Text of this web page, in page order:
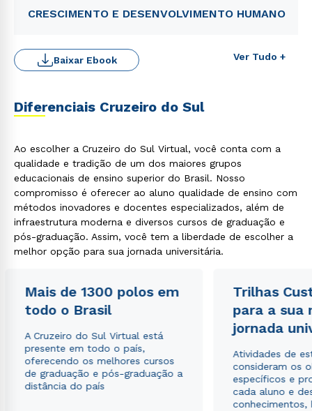
CRESCIMENTO E DESENVOLVIMENTO HUMANO
Ver Tudo +
Baixar Ebook
Diferenciais Cruzeiro do Sul
Ao escolher a Cruzeiro do Sul Virtual, você conta com a
qualidade e tradição de um dos maiores grupos
educacionais de ensino superior do Brasil. Nosso
compromisso é oferecer ao aluno qualidade de ensino com
métodos inovadores e docentes especializados, além de
infraestrutura moderna e diversos cursos de graduação e
pós-graduação. Assim, você tem a liberdade de escolher a
melhor opção para sua jornada universitária.
Mais de 1300 polos em
todo o Brasil
A Cruzeiro do Sul Virtual está
presente em todo o país,
oferecendo os melhores cursos
de graduação e pós-graduação a
distância do país
Trilhas
para a sua
jornada
Atividades de
consideram os
específicos e
cada aluno e
conhecimentos,